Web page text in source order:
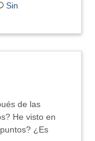
Sin
de las
He visto en
¿Es